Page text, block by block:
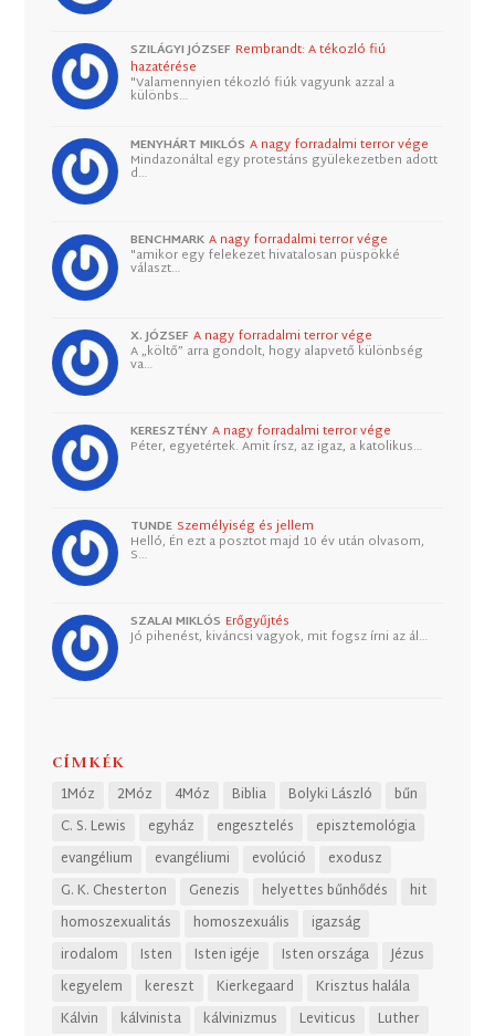
SZILÁGYI JÓZSEF Rembrandt: A tékozló fiú
hazatérése
"Valamennyien tékozló fiúk vagyunk azzal a
különbs…
MENYHÁRT MIKLÓS A nagy forradalmi terror vége
Mindazonáltal egy protestáns gyülekezetben adott
d…
BENCHMARK A nagy forradalmi terror vége
"amikor egy felekezet hivatalosan püspökké
választ…
X. JÓZSEF A nagy forradalmi terror vége
A „költő” arra gondolt, hogy alapvető különbség
va…
KERESZTÉNY A nagy forradalmi terror vége
Péter, egyetértek. Amit írsz, az igaz, a katolikus…
TUNDE Személyiség és jellem
Helló, Én ezt a posztot majd 10 év után olvasom,
S…
SZALAI MIKLÓS Erőgyűjtés
Jó pihenést, kiváncsi vagyok, mit fogsz írni az ál…
CÍMKÉK
1Móz 2Móz 4Móz Biblia Bolyki László
bűn
C. S. Lewis
egyház engesztelés
episztemológia
evangélium
evangéliumi evolúció
exodusz
G. K. Chesterton
Genezis helyettes bűnhődés
hit
homoszexualitás
homoszexuális
igazság
irodalom
Isten Isten igéje Isten országa
Jézus
kegyelem
kereszt Kierkegaard
Krisztus halála
Kálvin
kálvinista kálvinizmus Leviticus Luther